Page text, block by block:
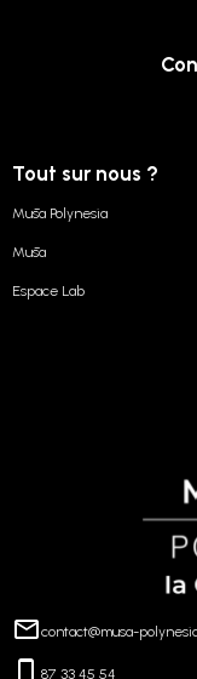
Tout sur nous ?
Mūsa Polynesia
Mūsa
Espace Lab
contact@musa-
87 33 45 54